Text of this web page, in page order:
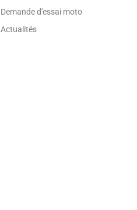
Demande d'essai moto
Actualités